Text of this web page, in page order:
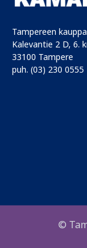
Tampereen
Kalevantie 2 D, 6.
33100 Tampere
puh. (03) 230 0555
©